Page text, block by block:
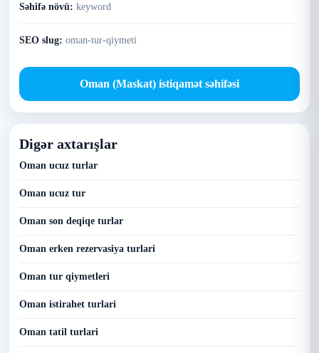
Səhifə növü: keyword
SEO slug: oman-tur-qiymeti
Oman (Maskat) istiqamət səhifəsi
Digər axtarışlar
Oman ucuz turlar
Oman ucuz tur
Oman son deqiqe turlar
Oman erken rezervasiya turlari
Oman tur qiymetleri
Oman istirahet turlari
Oman tatil turlari